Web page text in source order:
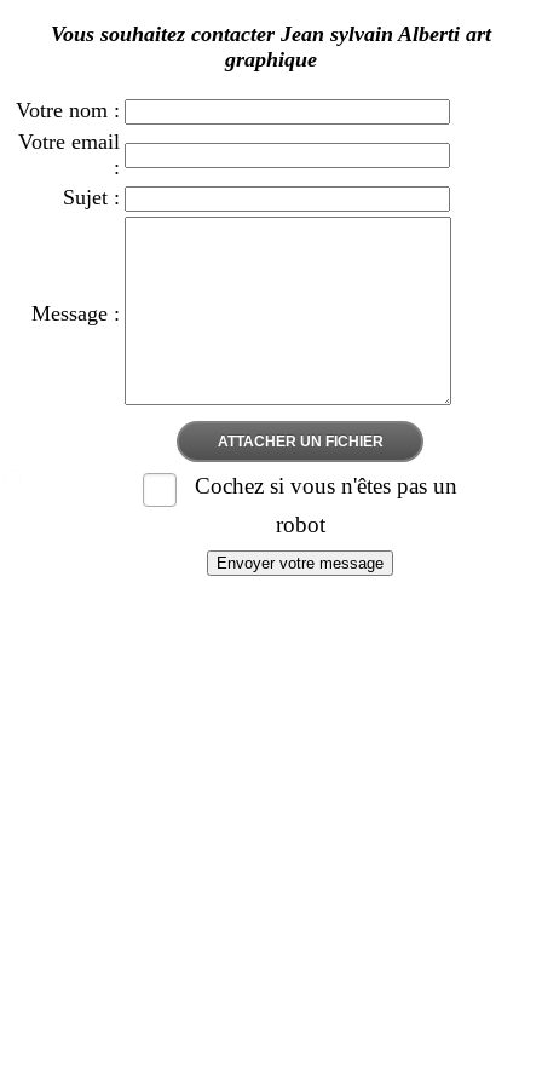
Vous souhaitez contacter Jean sylvain Alberti art
graphique
Votre nom :
Votre email
:
Sujet :
Message :
ATTACHER UN FICHIER
Cochez si vous n'êtes pas un
robot